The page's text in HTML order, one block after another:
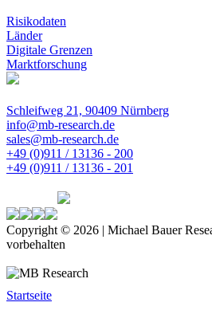
Risikodaten
Länder
Digitale Grenzen
Marktforschung
Schleifweg 21, 90409 Nürnberg
info@mb-research.de
sales@mb-research.de
+49 (0)911 / 13136 - 200
+49 (0)911 / 13136 - 201
Copyright © 2026 | Michael Bauer
vorbehalten
Startseite